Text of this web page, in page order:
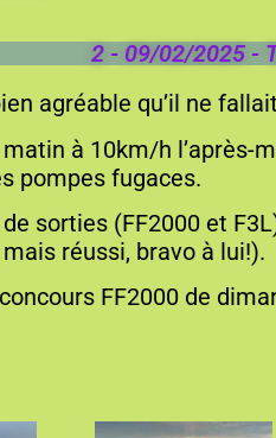
2 - 09/02/2025 -
agréable qu’il ne
à 10km/h l’après-
pompes fugaces.
sorties (FF2000 et
réussi, bravo à lui!).
FF2000 de